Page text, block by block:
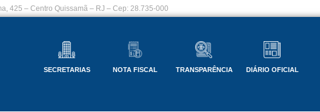
425 – Centro Quissamã – RJ – Cep: 28.735-000
SECRETARIAS NOTA FISCAL TRANSPARÊNCIA DIÁRIO OFICIAL